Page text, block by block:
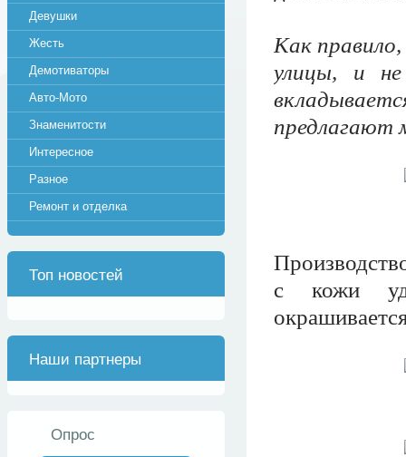
Как
улицы, и
предлагают
с кожи
Девушки
Жесть
Демотиваторы
Авто-Мото
Знаменитости
Интересное
Разное
Ремонт и отделка
Топ новостей
Наши партнеры
Опрос